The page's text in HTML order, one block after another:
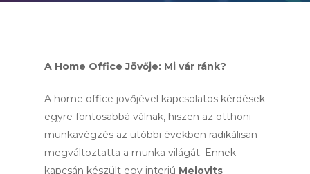
A Home Office Jövője: Mi vár ránk?
A home office jövőjével kapcsolatos kérdések
egyre fontosabbá válnak, hiszen az otthoni
munkavégzés az utóbbi években radikálisan
megváltoztatta a munka világát. Ennek
kapcsán készült egy interjú Melovits